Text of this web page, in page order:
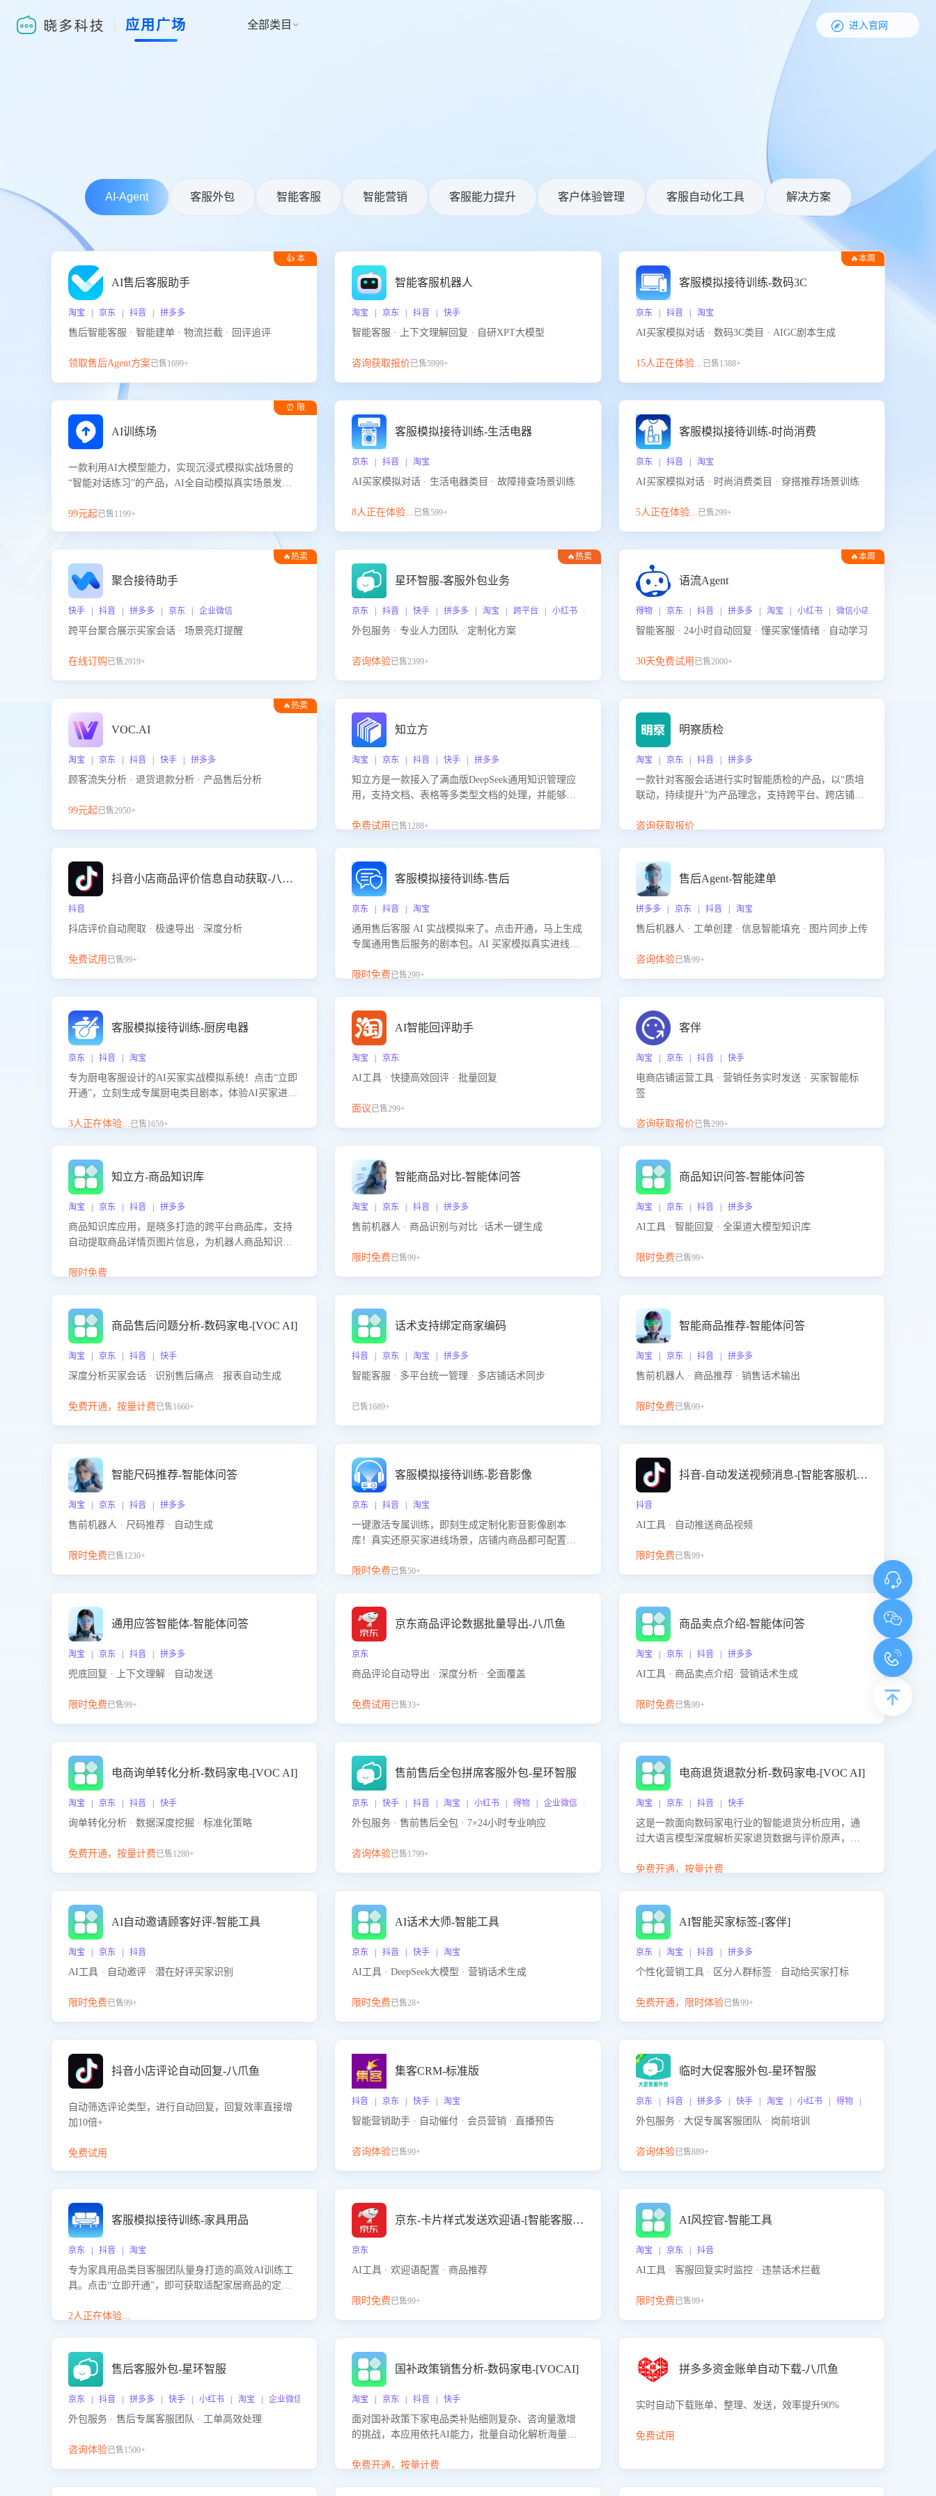
应用广场 全部类目   进入官网
AI-Agent 客服外包 智能客服 智能营销 客服能力提升 客户体验管理 客服自动化工具 解决方案
👍 本
AI售后客服助手
淘宝 | 京东 | 抖音 | 拼多多
售后智能客服 · 智能建单 · 物流拦截 · 回评追评
领取售后Agent方案已售1699+
智能客服机器人
淘宝 | 京东 | 抖音 | 快手
智能客服 · 上下文理解回复 · 自研XPT大模型
咨询获取报价已售5999+
🔥本周
客服模拟接待训练-数码3C
京东 | 抖音 | 淘宝
AI买家模拟对话 · 数码3C类目 · AIGC剧本生成
15人正在体验...已售1388+
⏰ 限
AI训练场
一款利用AI大模型能力，实现沉浸式模拟实战场景的
“智能对话练习”的产品，AI全自动模拟真实场景发生
提升客服团队的销服能力。
99元起已售1199+
客服模拟接待训练-生活电器
京东 | 抖音 | 淘宝
AI买家模拟对话 · 生活电器类目 · 故障排查场景训练
8人正在体验...已售599+
客服模拟接待训练-时尚消费
京东 | 抖音 | 淘宝
AI买家模拟对话 · 时尚消费类目 · 穿搭推荐场景训练
5人正在体验...已售299+
🔥热卖
聚合接待助手
快手 | 抖音 | 拼多多 | 京东 | 企业微信
跨平台聚合展示买家会话 · 场景亮灯提醒
在线订购已售2919+
🔥热卖
星环智服-客服外包业务
京东 | 抖音 | 快手 | 拼多多 | 淘宝 | 跨平台 | 小红书 | 得物 | 企业微信
外包服务 · 专业人力团队 · 定制化方案
咨询体验已售2399+
🔥本周
语流Agent
得物 | 京东 | 抖音 | 拼多多 | 淘宝 | 小红书 | 微信小店 | 快手 | 唯品
智能客服 · 24小时自动回复 · 懂买家懂情绪 · 自动学习
30天免费试用 已售2000+
🔥热卖
VOC.AI
淘宝 | 京东 | 抖音 | 快手 | 拼多多
顾客流失分析 · 退货退款分析 · 产品售后分析
99元起已售2950+
知立方
淘宝 | 京东 | 抖音 | 快手 | 拼多多
知立方是一款接入了满血版DeepSeek通用知识管理应
用，支持文档、表格等多类型文档的处理，并能够基
景提供强大的知识支持，帮助用户高效管理和利用知
免费试用 已售1288+
明察质检
淘宝 | 京东 | 抖音 | 拼多多
一款针对客服会话进行实时智能质检的产品，以“质培
联动，持续提升”为产品理念，支持跨平台、跨店铺的
联动，持续提升客服团队的销服能力。
咨询获取报价
抖音小店商品评价信息自动获取-八爪鱼
抖音
抖店评价自动爬取 · 极速导出 · 深度分析
免费试用 已售99+
客服模拟接待训练-售后
京东 | 抖音 | 淘宝
通用售后客服 AI 实战模拟来了。点击开通，马上生成
专属通用售后服务的剧本包。AI 买家模拟真实进线咨
咨询等售后场景的应对要点，轻松提升服务能力。
限时免费已售299+
售后Agent-智能建单
拼多多 | 京东 | 抖音 | 淘宝
售后机器人 · 工单创建 · 信息智能填充 · 图片同步上传
咨询体验已售99+
客服模拟接待训练-厨房电器
京东 | 抖音 | 淘宝
专为厨电客服设计的AI买家实战模拟系统！点击“立即
开通”，立刻生成专属厨电类目剧本，体验AI买家进线
能咨询”等真实场景应对技巧！
3人正在体验...已售1659+
AI智能回评助手
淘宝 | 京东
AI工具 · 快捷高效回评 · 批量回复
面议已售299+
客伴
淘宝 | 京东 | 抖音 | 快手
电商店铺运营工具 · 营销任务实时发送 · 买家智能标
签
咨询获取报价已售299+
知立方-商品知识库
淘宝 | 京东 | 抖音 | 拼多多
商品知识库应用，是晓多打造的跨平台商品库，支持
自动提取商品详情页图片信息，为机器人商品知识问
商品知识。
限时免费
智能商品对比-智能体问答
淘宝 | 京东 | 抖音 | 拼多多
售前机器人 · 商品识别与对比 ·话术一键生成
限时免费已售99+
商品知识问答-智能体问答
淘宝 | 京东 | 抖音 | 拼多多
AI工具 · 智能回复 · 全渠道大模型知识库
限时免费已售99+
商品售后问题分析-数码家电-[VOC AI]
淘宝 | 京东 | 抖音 | 快手
深度分析买家会话 · 识别售后痛点 · 报表自动生成
免费开通，按量计费已售1660+
话术支持绑定商家编码
抖音 | 京东 | 淘宝 | 拼多多
智能客服 · 多平台统一管理 · 多店铺话术同步
已售1689+
智能商品推荐-智能体问答
淘宝 | 京东 | 抖音 | 拼多多
售前机器人 · 商品推荐 · 销售话术输出
限时免费已售99+
智能尺码推荐-智能体问答
淘宝 | 京东 | 抖音 | 拼多多
售前机器人 · 尺码推荐 · 自动生成
限时免费已售1230+
客服模拟接待训练-影音影像
京东 | 抖音 | 淘宝
一键激活专属训练，即刻生成定制化影音影像剧本
库！真实还原买家进线场景，店铺内商品都可配置到
升客服售前转化率。点击 “立即开通”，快速获取影音
限时免费已售50+
抖音-自动发送视频消息-[智能客服机器人]
抖音
AI工具 · 自动推送商品视频
限时免费已售99+
通用应答智能体-智能体问答
淘宝 | 京东 | 抖音 | 拼多多
兜底回复 · 上下文理解 · 自动发送
限时免费已售99+
京东商品评论数据批量导出-八爪鱼
京东
商品评论自动导出 · 深度分析 · 全面覆盖
免费试用 已售33+
商品卖点介绍-智能体问答
淘宝 | 京东 | 抖音 | 拼多多
AI工具 · 商品卖点介绍· 营销话术生成
限时免费已售99+
电商询单转化分析-数码家电-[VOC AI]
淘宝 | 京东 | 抖音 | 快手
询单转化分析 · 数据深度挖掘 · 标准化策略
免费开通，按量计费已售1280+
售前售后全包拼席客服外包-星环智服
京东 | 快手 | 抖音 | 淘宝 | 小红书 | 得物 | 企业微信 | 跨平台
外包服务 · 售前售后全包 · 7×24小时专业响应
咨询体验已售1799+
电商退货退款分析-数码家电-[VOC AI]
淘宝 | 京东 | 抖音 | 快手
这是一款面向数码家电行业的智能退货分析应用，通
过大语言模型深度解析买家退货数据与评价原声，精
因，并输出可落地的改进建议，通过挖掘用户痛点驱
免费开通，按量计费
AI自动邀请顾客好评-智能工具
淘宝 | 京东 | 抖音
AI工具 · 自动邀评 · 潜在好评买家识别
限时免费已售99+
AI话术大师-智能工具
京东 | 抖音 | 快手 | 淘宝
AI工具 · DeepSeek大模型 · 营销话术生成
限时免费已售28+
AI智能买家标签-[客伴]
京东 | 淘宝 | 抖音 | 拼多多
个性化营销工具 · 区分人群标签 · 自动给买家打标
免费开通，限时体验已售99+
抖音小店评论自动回复-八爪鱼
自动筛选评论类型，进行自动回复，回复效率直接增
加10倍+
免费试用
集客CRM-标准版
抖音 | 京东 | 快手 | 淘宝
智能营销助手 · 自动催付 · 会员营销 · 直播预告
咨询体验已售99+
临时大促客服外包-星环智服
京东 | 抖音 | 拼多多 | 快手 | 淘宝 | 小红书 | 得物 | 企业微信
外包服务 · 大促专属客服团队 · 岗前培训
咨询体验已售889+
客服模拟接待训练-家具用品
京东 | 抖音 | 淘宝
专为家具用品类目客服团队量身打造的高效AI训练工
具。点击“立即开通”，即可获取适配家居商品的定制
客服在家具用品功能、尺寸参数咨询等高频场景下的
2人正在体验...
京东-卡片样式发送欢迎语-[智能客服机器人]
京东
AI工具 · 欢迎语配置 · 商品推荐
限时免费已售99+
AI风控官-智能工具
淘宝 | 京东 | 抖音
AI工具 · 客服回复实时监控 · 违禁话术拦截
限时免费已售99+
售后客服外包-星环智服
京东 | 抖音 | 拼多多 | 快手 | 小红书 | 淘宝 | 企业微信
外包服务 · 售后专属客服团队 · 工单高效处理
咨询体验已售1500+
国补政策销售分析-数码家电-[VOCAI]
淘宝 | 京东 | 抖音 | 快手
面对国补政策下家电品类补贴细则复杂、咨询量激增
的挑战，本应用依托AI能力，批量自动化解析海量客
政策的关注焦点与购买意向，深度洞察决策动因。同
免费开通，按量计费
拼多多资金账单自动下载-八爪鱼
实时自动下载账单、整理、发送，效率提升90%
免费试用